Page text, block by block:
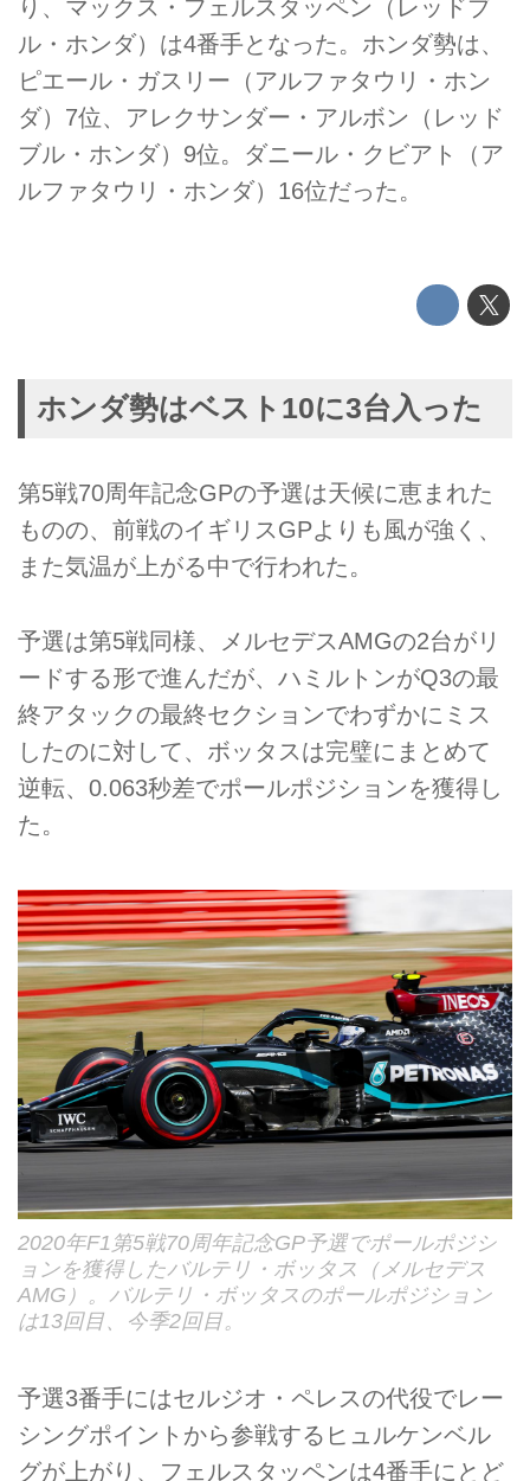
り、マックス・フェルスタッペン（レッドブ
ル・ホンダ）は4番手となった。ホンダ勢は、
ピエール・ガスリー（アルファタウリ・ホン
ダ）7位、アレクサンダー・アルボン（レッド
ブル・ホンダ）9位。ダニール・クビアト（ア
ルファタウリ・ホンダ）16位だった。
ホンダ勢はベスト10に3台入った
第5戦70周年記念GPの予選は天候に恵まれた
ものの、前戦のイギリスGPよりも風が強く、
また気温が上がる中で行われた。
予選は第5戦同様、メルセデスAMGの2台がリ
ードする形で進んだが、ハミルトンがQ3の最
終アタックの最終セクションでわずかにミス
したのに対して、ボッタスは完璧にまとめて
逆転、0.063秒差でポールポジションを獲得し
た。
2020年F1第5戦70周年記念GP予選でポールポジシ
ョンを獲得したバルテリ・ボッタス（メルセデス
AMG）。バルテリ・ボッタスのポールポジション
は13回目、今季2回目。
予選3番手にはセルジオ・ペレスの代役でレー
シングポイントから参戦するヒュルケンベル
グが上がり、フェルスタッペンは4番手にとど